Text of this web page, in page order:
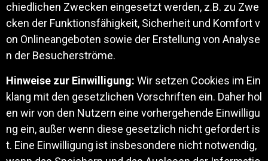
chiedlichen Zwecken eingesetzt werden, z.B. zu Zwe
cken der Funktionsfähigkeit, Sicherheit und Komfort v
on Onlineangeboten sowie der Erstellung von Analyse
n der Besucherströme.
Hinweise zur Einwilligung: Wir setzen Cookies im Ein
klang mit den gesetzlichen Vorschriften ein. Daher hol
en wir von den Nutzern eine vorhergehende Einwilligu
ng ein, außer wenn diese gesetzlich nicht gefordert is
t. Eine Einwilligung ist insbesondere nicht notwendig,